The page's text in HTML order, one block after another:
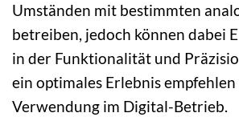
Umständen mit bestimmten
betreiben, jedoch können dabei
in der Funktionalität und
ein optimales Erlebnis
Verwendung im Digital-Betrieb.